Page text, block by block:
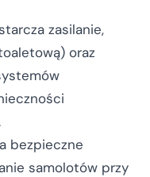
zasilanie,
oraz
bezpieczne
samolotów przy